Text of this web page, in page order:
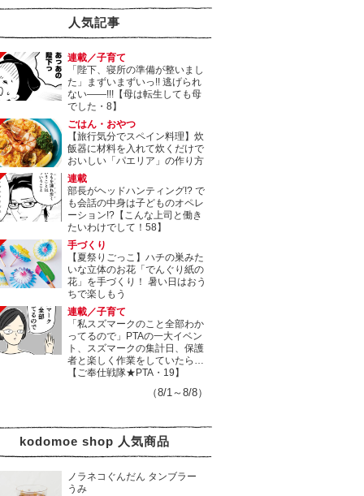
人気記事
連載／子育て
「陛下、寝所の準備が整いまし
た」まずいまずいっ!! 逃げられ
ない――!!!【母は転生しても母
でした・8】
ごはん・おやつ
【旅行気分でスペイン料理】炊
飯器に材料を入れて炊くだけで
おいしい「パエリア」の作り方
連載
部長がヘッドハンティング!? で
も会話の中身は子どものオペレ
ーション!?【こんな上司と働き
たいわけでして！58】
手づくり
【夏祭りごっこ】ハチの巣みた
いな立体のお花「でんぐり紙の
花」を手づくり！ 暑い日はおう
ちで楽しもう
連載／子育て
「私スズマークのこと全部わか
ってるので」PTAの一大イベン
ト、スズマークの集計日、保護
者と楽しく作業をしていたら…
【ご奉仕戦隊★PTA・19】
（8/1～8/8）
kodomoe shop 人気商品
ノラネコぐんだん タンブラー
うみ